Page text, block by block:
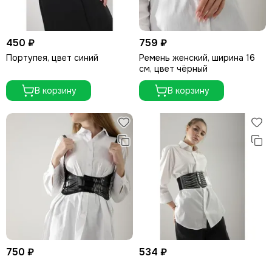
450 ₽
Портупея, цвет синий
В корзину
759 ₽
Ремень женский, ширина 16
см, цвет чёрный
В корзину
750 ₽ 534 ₽